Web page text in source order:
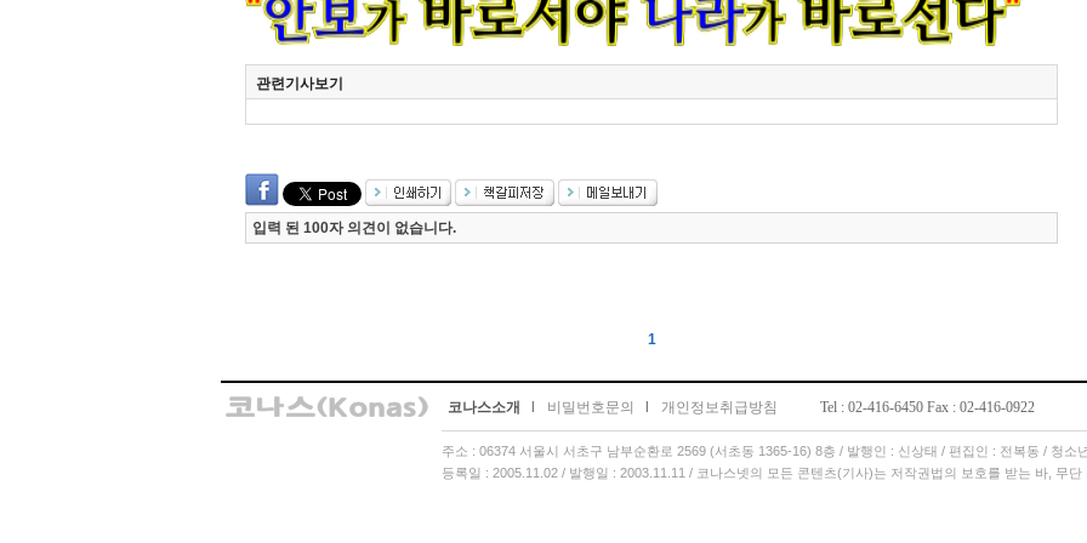
관련기사보기
입력 된 100자 의견이 없습니다.
1
코나스소개 비밀번호문의 개인정보취급방침 Tel : 02-416-6450 Fax : 02-416-0922
주소 : 06374 서울시 서초구 남부순환로 2569 (서초동 1365-16) 8층 / 발행인 : 신상태 / 편집인 : 전복동 / 청소
등록일 : 2005.11.02 / 발행일 : 2003.11.11 / 코나스넷의 모든 콘텐츠(기사)는 저작권법의 보호를 받는 바, 무단